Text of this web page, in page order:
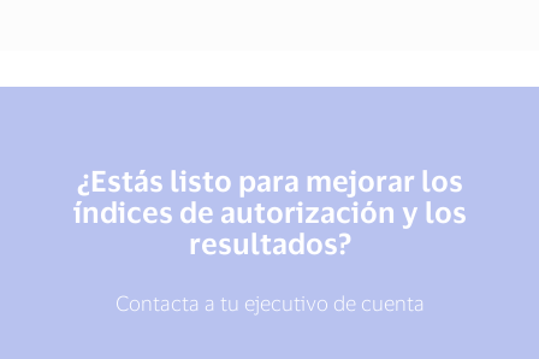
¿Estás listo para mejorar los
índices de autorización y los
resultados?
Contacta a tu ejecutivo de cuenta